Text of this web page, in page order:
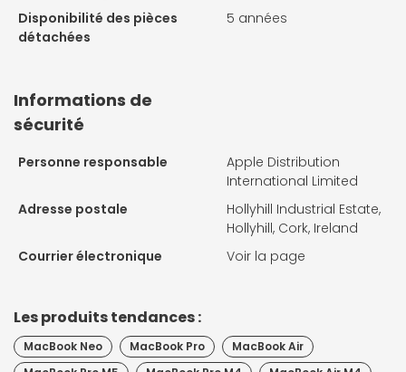
Disponibilité des pièces
détachées
5 années
Informations de
sécurité
Personne responsable
Apple Distribution
International Limited
Adresse postale
Hollyhill Industrial Estate,
Hollyhill, Cork, Ireland
Courrier électronique
Voir la page
Les produits tendances :
MacBook Neo MacBook Pro
MacBook Air